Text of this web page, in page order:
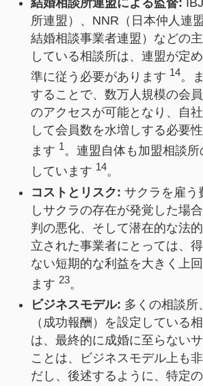
結婚相談所連盟による監督:
所連盟）、NNR（日本仲人連
結婚相談事業者連盟）などの
している相談所は、連盟が定
準に従う必要があります 14。
することで、数万人規模の会
のアクセスが可能となり、自
して会員数を水増しする必要
ます 1。連盟自体も加盟相談
しています 14。
コストとリスク: サクラを雇う
しサクラの存在が発覚した場
判の悪化、そして潜在的な法
立された事業者にとっては、
ない短期的な利益を大きく上
ます 23。
ビジネスモデル: 多くの相談所
（成功報酬）を設定している
は、最終的に成婚に至らない
ことは、ビジネスモデル上も
だし、後述するように、特定